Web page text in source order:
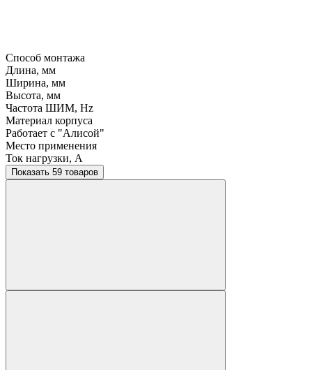
Способ монтажа
Длина, мм
Ширина, мм
Высота, мм
Частота ШИМ, Hz
Материал корпуса
Работает с "Алисой"
Место применения
Ток нагрузки, A
Показать 59 товаров